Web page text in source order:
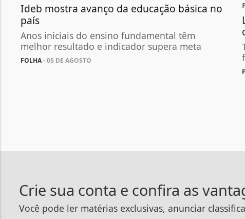
Ideb mostra avanço da educação básica no
país
Anos iniciais do ensino fundamental têm
melhor resultado e indicador supera meta
FOLHA- 05 DE AGOSTO
Crie sua conta e confira as
Você pode ler matérias exclusivas, anunciar